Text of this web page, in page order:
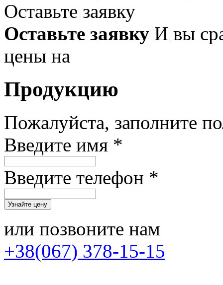
Оставьте заявку
Оставьте заявку И вы
цены на
Продукцию
Пожалуйста, заполните
Введите имя *
Введите телефон *
или позвоните нам
+38(067) 378-15-15